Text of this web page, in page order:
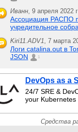
Иванн, 9 апреля 2022
Ассоциация РАСПО
учредительное
Kiri11.ADV1, 7 марта
Логи catalina.out в
JSON
1
DevOps as a
24/7 SRE &
your Kubernetes
Средства